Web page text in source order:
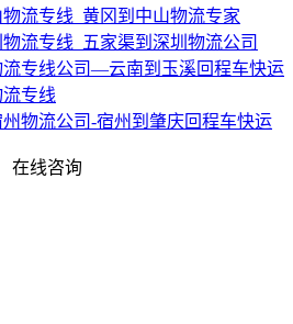
流专线_黄冈到中山物流专家
流专线_五家渠到深圳物流公司
流专线公司—云南到玉溪回程车快运
专线
物流公司-宿州到肇庆回程车快运
和县物流公司_货运公司
在线咨询